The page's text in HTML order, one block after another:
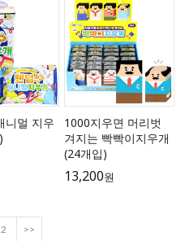
니멀 지우
1000지우면 머리벗
겨지는 빡빡이지우개
(24개입)
13,200원
2 >>